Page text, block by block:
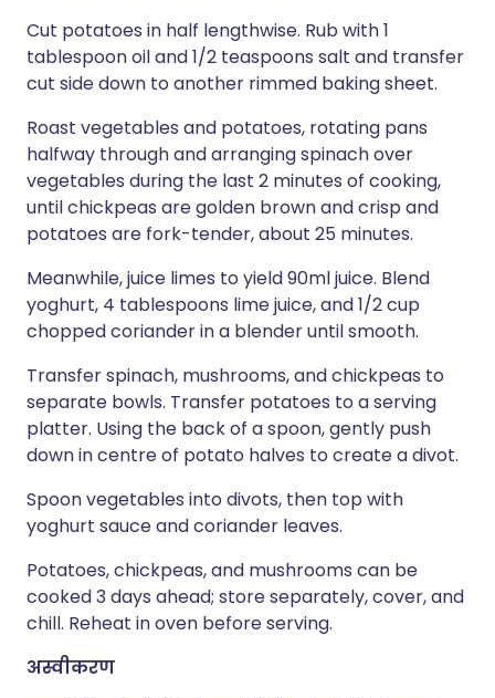
Cut potatoes in half lengthwise. Rub with 1
tablespoon oil and 1/2 teaspoons salt and transfer
cut side down to another rimmed baking sheet.
Roast vegetables and potatoes, rotating pans
halfway through and arranging spinach over
vegetables during the last 2 minutes of cooking,
until chickpeas are golden brown and crisp and
potatoes are fork-tender, about 25 minutes.
Meanwhile, juice limes to yield 90ml juice. Blend
yoghurt, 4 tablespoons lime juice, and 1/2 cup
chopped coriander in a blender until smooth.
Transfer spinach, mushrooms, and chickpeas to
separate bowls. Transfer potatoes to a serving
platter. Using the back of a spoon, gently push
down in centre of potato halves to create a divot.
Spoon vegetables into divots, then top with
yoghurt sauce and coriander leaves.
Potatoes, chickpeas, and mushrooms can be
cooked 3 days ahead; store separately, cover, and
chill. Reheat in oven before serving.
अस्वीकरण